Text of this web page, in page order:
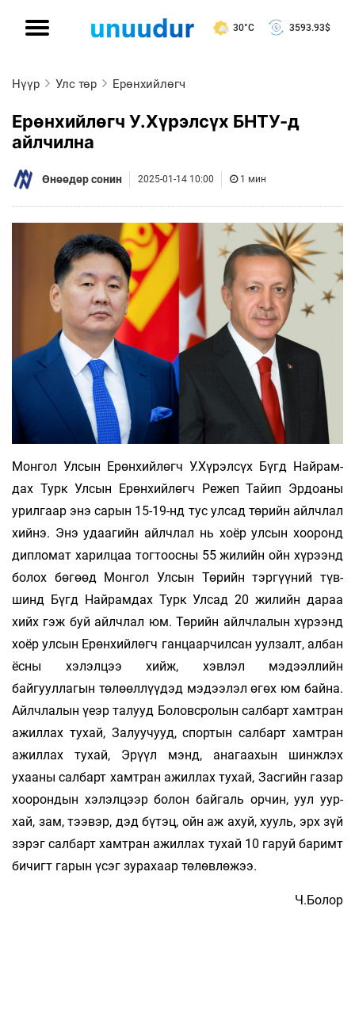
30°C 3593.93$
Нүүр Улс төр Ерөнхийлөгч
Ерөнхийлөгч У.Хүрэлсүх БНТУ-д
айлчилна
Өнөөдөр сонин 2025-01-14 10:00 1 мин
Монгол Улсын Ерөнхийлөгч У.Хүрэлсүх Бүгд Най­рам­­­
дах Турк Улсын Ерөнхийлөгч Режеп Тайип Эр­­доаны
урил­­гаар энэ сарын 15-19-нд тус улсад төрийн айлч­лал
хийнэ. Энэ удаагийн айлчлал нь хоёр улсын хоо­ронд
дип­­ло­мат ха­­­рилцаа тогтоосны 55 жилийн ойн хү­рээнд
болох бө­­гөөд Мон­­гол Улсын Төрийн тэргүүний түв­
шинд Бүгд Най­рам­дах Турк Улсад 20 жилийн дараа
хийх гэж буй айлч­лал юм. Тө­­рийн айлчлалын хүрээнд
хоёр ул­сын Ерөн­хий­лөгч ган­­цаар­­чилсан уулзалт, албан
ёсны хэ­лэл­цээ хийж, хэв­лэл мэ­­­дээллийн
байгууллагын төлөөллүү­дэд мэдээлэл өгөх юм байна.
Айлчлалын үеэр талууд Бо­­­­­ловс­ролын сал­барт хамтран
ажил­­­лах тухай, Залуучууд, спор­тын сал­барт хамтран
ажиллах ту­хай, Эрүүл мэнд, ана­­­­гаахын шинж­лэх
ухааны салбарт хамт­ран ажиллах ту­хай, Зас­­гийн га­зар
хоорондын хэлэлцээр болон байгаль ор­­­­чин, уул уур­
хай, зам, тээвэр, дэд бүтэц, ойн аж ахуй, хууль, эрх зүй
зэ­рэг салбарт хамтран ажиллах тухай 10 га­­­­­­руй ба­­­­римт
би­­­чигт гарын үсэг зурахаар төлөвлөжээ.
Ч.Болор